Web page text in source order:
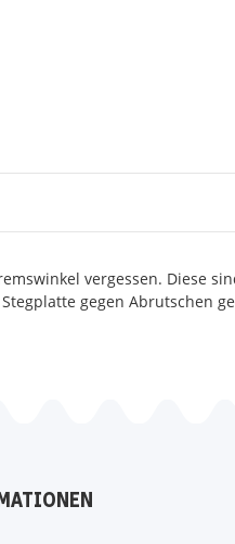
vergessen. Diese
gegen Abrutschen